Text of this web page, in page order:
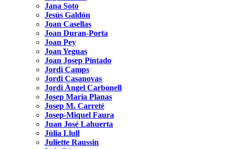
Jana Soto
Jesús Galdón
Joan Casellas
Joan Duran-Porta
Joan Pey
Joan Yeguas
Joan Josep Pintado
Jordi Camps
Jordi Casanovas
Jordi Àngel Carbonell
Josep Maria Planas
Josep M. Carreté
Josep-Miquel Faura
Juan José Lahuerta
Júlia Llull
Juliette Raussin